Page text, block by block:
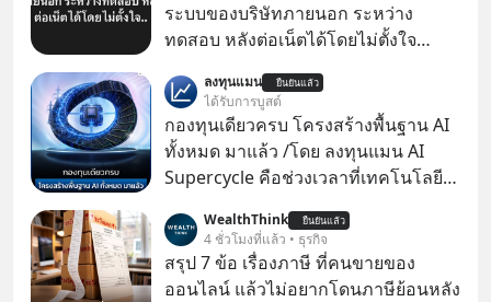
ระบบของบริษัทภายนอก ระหว่าง
ทดสอบ หลังต่อเน็ตได้โดยไม่ตั้งใจ
ในโมเดล AI ของบริษัท สามารถเชื่อม
ต่ออินเทอร์เน็ต และเจาะเข้าระบบของ
บริการภายนอกรายหนึ่งได้ ระหว่างการ
ทดสอบความปลอดภัยไซเบอร์
ลงทุนแมน ยืนยันแล้ว
ได้รับการบูสต์
กองทุนเดียวครบ โครงสร้างพื้นฐาน AI
ทั้งหมด มาแล้ว /โดย ลงทุนแมน AI
Supercycle คือช่วงเวลาที่เทคโนโลยี
เคลื่อนหลัก ของการเติบโตทาง
เศรษฐกิจ และวิถีชีวิตของผู้คนอย่าง
ยาวนานต่อจากนี้
WealthThink ยืนยันแล้ว
4 ชั่วโมงที่แล้ว • ธุรกิจ
สรุป 7 ข้อ เรื่องภาษี ที่คนขายของ
ออนไลน์ แล้วไม่อยากโดนภาษีย้อนหลัง